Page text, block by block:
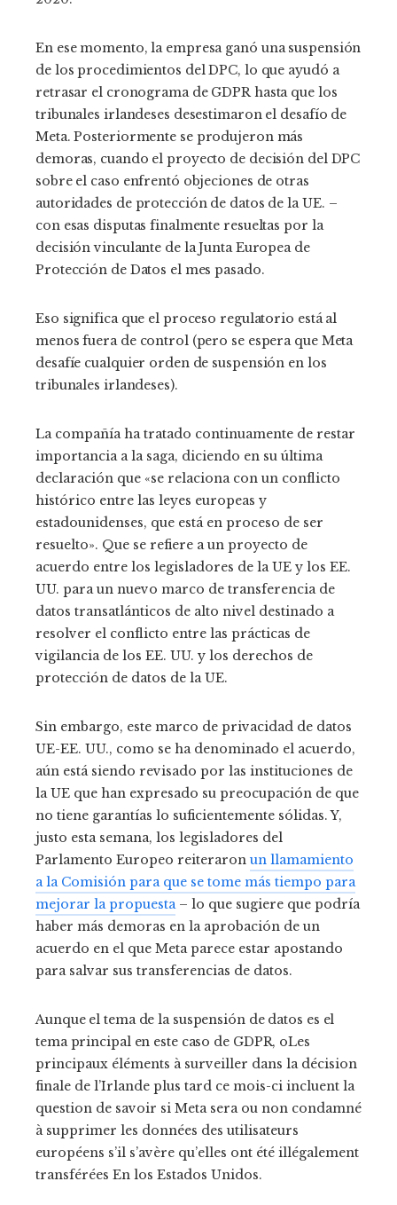
En ese momento, la empresa ganó una suspensión
de los procedimientos del DPC, lo que ayudó a
retrasar el cronograma de GDPR hasta que los
tribunales irlandeses desestimaron el desafío de
Meta.Posteriormente se produjeron más
demoras, cuando el proyecto de decisión del DPC
sobre el caso enfrentó objeciones de otras
autoridades de protección de datos de la UE. –
con esas disputas finalmente resueltas por la
decisión vinculante de la Junta Europea de
Protección de Datos el mes pasado.
Eso significa que el proceso regulatorio está al
menos fuera de control (pero se espera que Meta
desafíe cualquier orden de suspensión en los
tribunales irlandeses).
La compañía ha tratado continuamente de restar
importancia a la saga, diciendo en su última
declaración que «se relaciona con un conflicto
histórico entre las leyes europeas y
estadounidenses, que está en proceso de ser
resuelto». Que se refiere a un proyecto de
acuerdo entre los legisladores de la UE y los EE.
UU. para un nuevo marco de transferencia de
datos transatlánticos de alto nivel destinado a
resolver el conflicto entre las prácticas de
vigilancia de los EE. UU. y los derechos de
protección de datos de la UE.
Sin embargo, este marco de privacidad de datos
UE-EE. UU., como se ha denominado el acuerdo,
aún está siendo revisado por las instituciones de
la UE que han expresado su preocupación de que
no tiene garantías lo suficientemente sólidas. Y,
justo esta semana, los legisladores del
Parlamento Europeo reiteraron un llamamiento
a la Comisión para que se tome más tiempo para
mejorar la propuesta– lo que sugiere que podría
haber más demoras en la aprobación de un
acuerdo en el que Meta parece estar apostando
para salvar sus transferencias de datos.
Aunque el tema de la suspensión de datos es el
tema principal en este caso de GDPR, oLes
principaux éléments à surveiller dans la décision
finale de l’Irlande plus tard ce mois-ci incluent la
question de savoir si Meta sera ou non condamné
à supprimer les données des utilisateurs
européens s’il s’avère qu’elles ont été illégalement
transférées En los Estados Unidos.